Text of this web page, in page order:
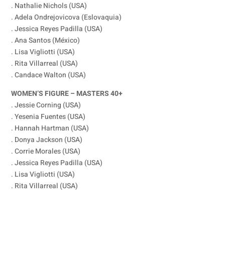
. Nathalie Nichols (USA)
. Adela Ondrejovicova (Eslovaquia)
. Jessica Reyes Padilla (USA)
. Ana Santos (México)
. Lisa Vigliotti (USA)
. Rita Villarreal (USA)
. Candace Walton (USA)
WOMEN’S FIGURE – MASTERS 40+
. Jessie Corning (USA)
. Yesenia Fuentes (USA)
. Hannah Hartman (USA)
. Donya Jackson (USA)
. Corrie Morales (USA)
. Jessica Reyes Padilla (USA)
. Lisa Vigliotti (USA)
. Rita Villarreal (USA)